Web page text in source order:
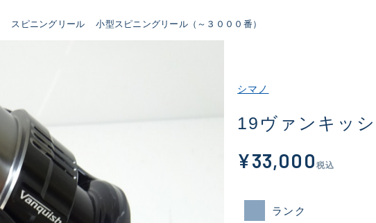
スピニングリール 小型スピニングリール（～３０００番）
シマノ
19ヴァンキッ
¥33,000 税込
ランク